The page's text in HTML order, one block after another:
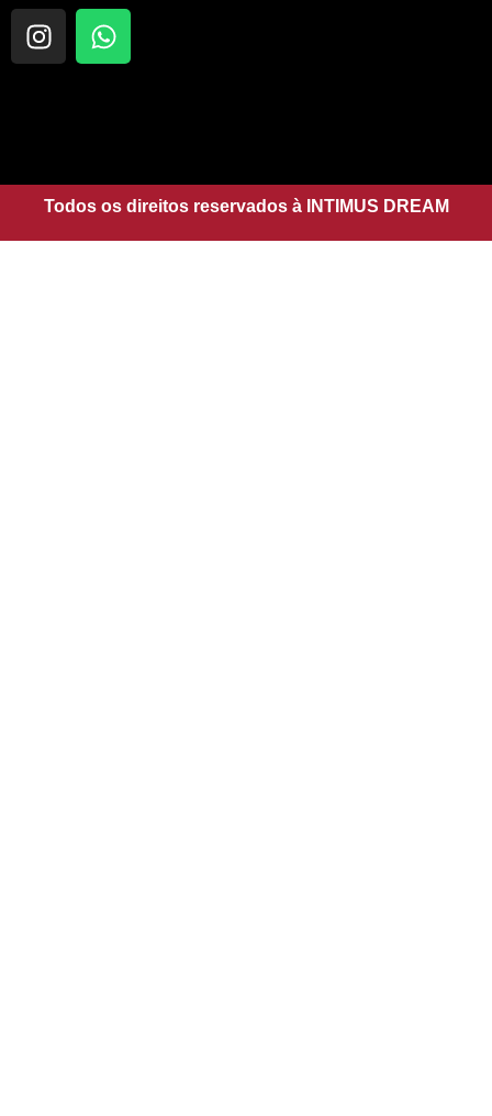
I
n
r
a
m
W
h
p
p
Todos os direitos reservados à INTIMUS DREAM